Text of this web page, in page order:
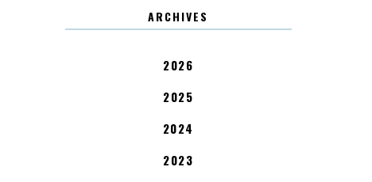
ARCHIVES
2026
2025
2024
2023